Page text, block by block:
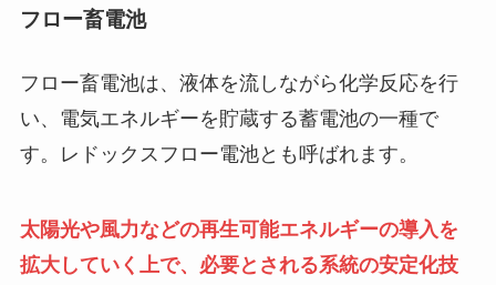
フロー畜電池
フロー畜電池は、液体を流しながら化学反応を行
い、電気エネルギーを貯蔵する蓄電池の一種で
す。レドックスフロー電池とも呼ばれます。
太陽光や風力などの再生可能エネルギーの導入を
拡大していく上で、必要とされる系統の安定化技